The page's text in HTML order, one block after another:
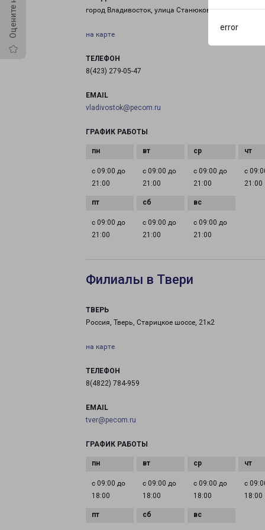
error
город Владивосток, улица Станюковича, 37
на карте
ТЕЛЕФОН
8(423) 279-05-47
EMAIL
vladivostok@pecom.ru
ГРАФИК РАБОТЫ
с 09:00 до
21:00
с 09:00 до
21:00
с 09:00 до
21:00
с
21:00
с 09:00 до
21:00
с 09:00 до
21:00
с 09:00 до
21:00
Филиалы в Твери
ТВЕРЬ
Россия, Тверь, Старицкое шоссе, 21к2
на карте
ТЕЛЕФОН
8(4822) 784-959
EMAIL
tver@pecom.ru
ГРАФИК РАБОТЫ
с 09:00 до
18:00
с 09:00 до
18:00
с 09:00 до
18:00
с
18:00